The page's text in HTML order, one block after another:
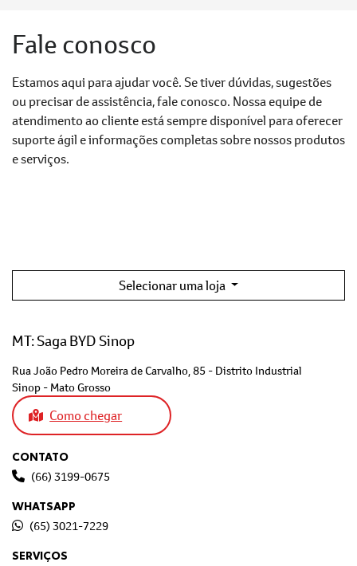
Fale conosco
Estamos aqui para ajudar você. Se tiver dúvidas, sugestões
ou precisar de assistência, fale conosco. Nossa equipe de
atendimento ao cliente está sempre disponível para oferecer
suporte ágil e informações completas sobre nossos produtos
e serviços.
Selecionar uma loja
MT: Saga BYD Sinop
Rua João Pedro Moreira de Carvalho, 85 - Distrito Industrial
Sinop - Mato Grosso
Como chegar
CONTATO
(66) 3199-0675
WHATSAPP
(65) 3021-7229
SERVIÇOS